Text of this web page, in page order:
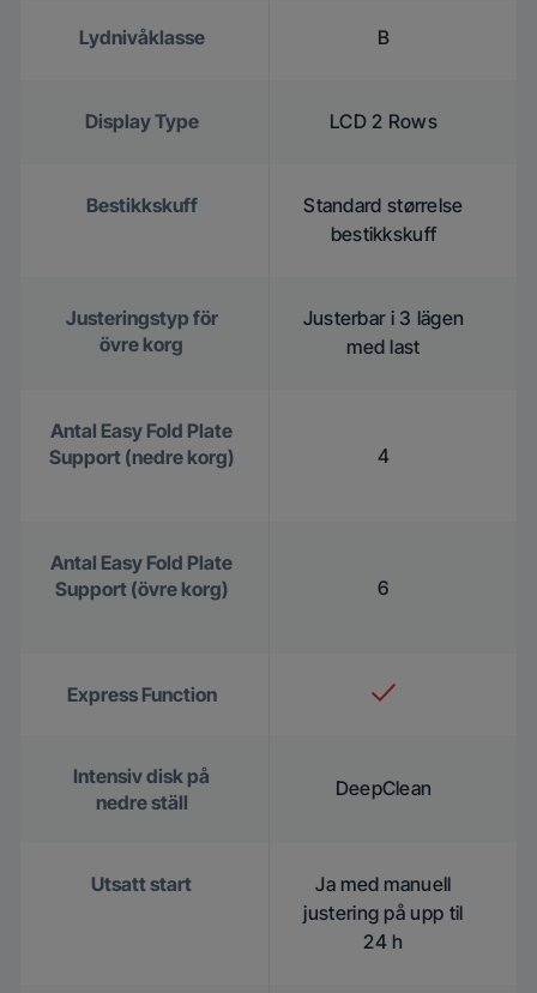
Lydnivåklasse B
Display Type LCD 2 Rows
Bestikkskuff
Standard størrelse
bestikkskuff
Justeringstyp för
övre korg
Justerbar i 3 lägen
med last
Antal Easy Fold Plate
Support (nedre korg)
4
Antal Easy Fold Plate
Support (övre korg)
6
Express Function
Intensiv disk på
nedre ställ
DeepClean
Utsatt start
Ja med manuell
justering på upp til
24 h